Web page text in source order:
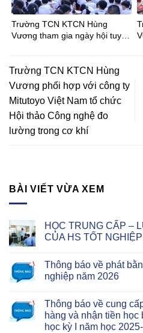
Trường TCN KTCN Hùng
Vương tham gia ngày hội tuyển
Trường TCN KTCN Hùng
Vương phối hợp với công ty
Mitutoyo Việt Nam tổ chức
Hội thảo Công nghệ đo
lường trong cơ khí
BÀI VIẾT VỪA XEM
HỌC TRUNG CẤP –
CỦA HS TỐT
Thông báo về phát
nghiệp năm 2026
Thông báo về cung
hàng và nhận tiền
học kỳ I năm học